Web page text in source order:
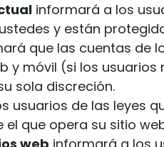
informará a los
y están
que las cuentas de
y móvil (si los
sola discreción.
usuarios de las leyes
que opera su sitio